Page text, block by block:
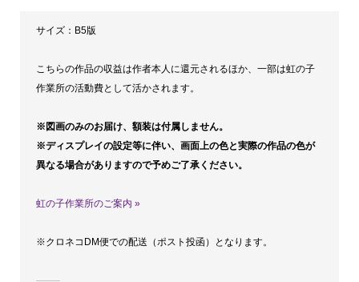
ガ
ス
ピ
ー
ウ
ル
サイズ：B5版
こちらの作品の収益は作者本人に還元されるほか、一部は虹の子
作業所の活動費として活かされます。
※図画のみのお届け、額装は付属しません。
※ディスプレイの設定等に伴い、画面上の色と実際の作品の色が
異なる場合がありますので予めご了承ください。
虹の子作業所のご案内 »
※クロネコDM便での配送（ポスト投函）となります。